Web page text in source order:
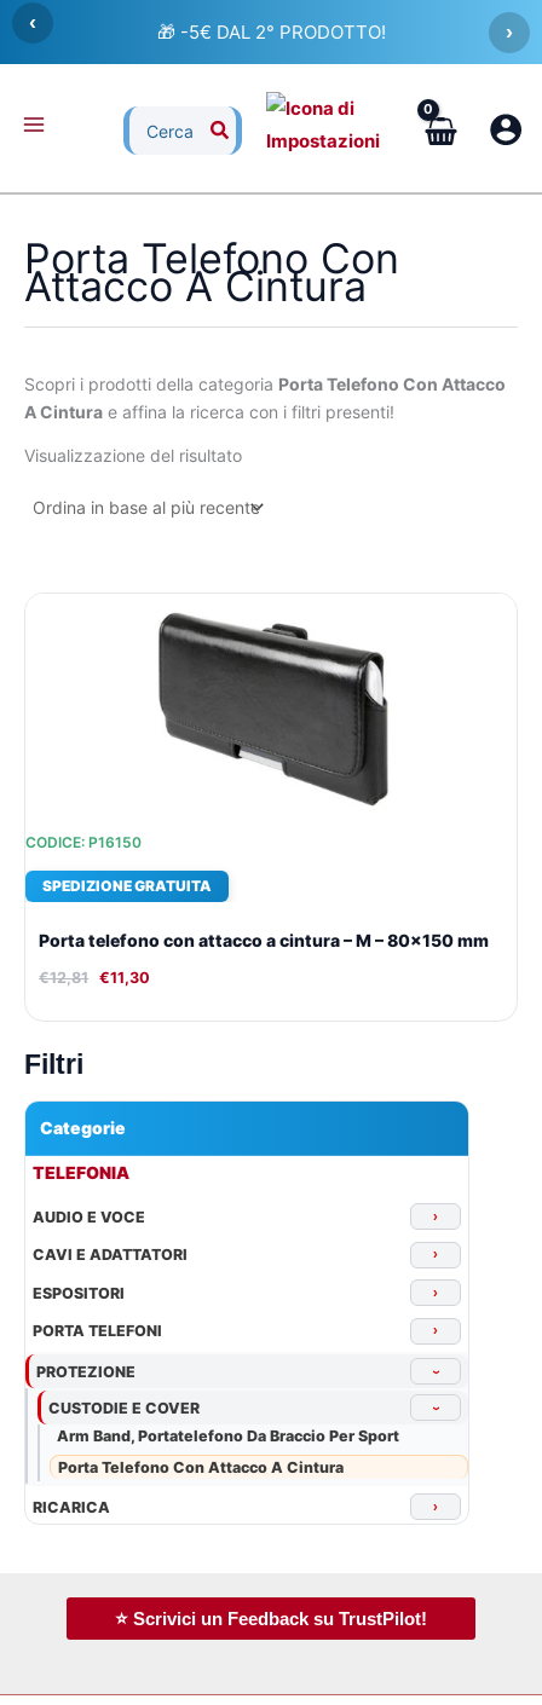
Vai
contenuto
‹ 🎁 -5€ DAL 2° PRODOTTO! ›
Ricerca
per:
Filtri
Categorie
TELEFONIA
AUDIO E VOCE ›
CAVI E ADATTATORI ›
ESPOSITORI ›
PORTA TELEFONI ›
PROTEZIONE ›
CUSTODIE E COVER ›
Arm Band, Portatelefono Da Braccio Per Sport
Porta Telefono Con Attacco A Cintura
RICARICA ›
Porta Telefono Con
Attacco A Cintura
Scopri i prodotti della categoria Porta Telefono Con Attacco
A Cintura e affina la ricerca con i filtri presenti!
Visualizzazione del risultato
CODICE: P16150
SPEDIZIONE GRATUITA
Porta telefono con attacco a cintura – M – 80×150 mm
€12,81
originale
€11,30
prezzo
attuale
⭐ Scrivici un Feedback su TrustPilot!